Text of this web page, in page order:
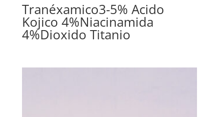
Tranéxamico3-5% Acido
Kojico 4%Niacinamida
4%Dioxido Titanio